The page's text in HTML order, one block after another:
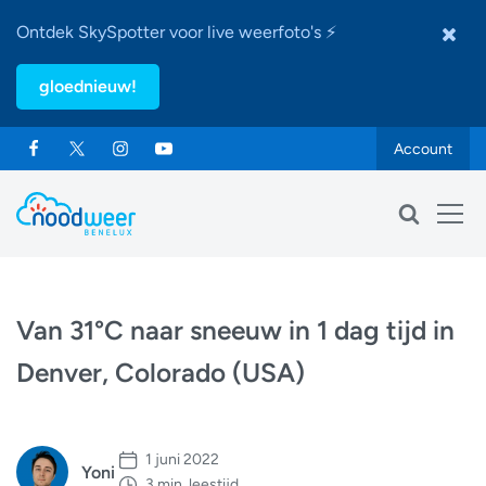
Ontdek SkySpotter voor live weerfoto's ⚡
gloednieuw!
Account
Van 31°C naar sneeuw in 1 dag tijd in
Denver, Colorado (USA)
Yoni
1 juni 2022